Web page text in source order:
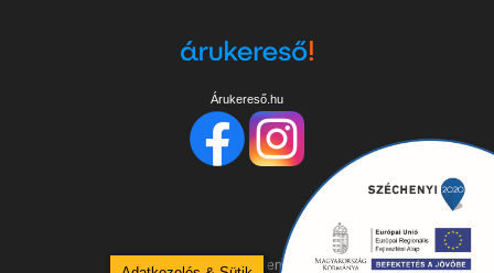
Árukereső.hu
Copyright © 2026 Minden jog fenntartva!